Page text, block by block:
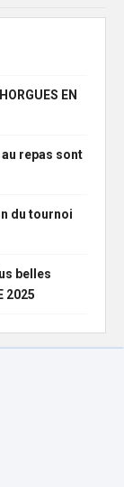
EN
au repas sont
du tournoi
belles
2025